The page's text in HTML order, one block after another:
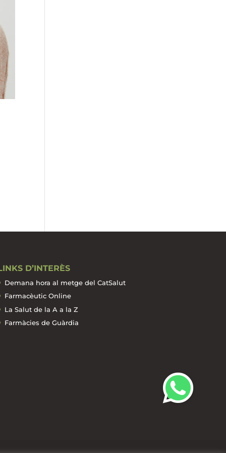
D’INTERÈS
Demana hora al metge del CatSalut
Farmacèutic Online
La Salut de la A a la Z
Farmàcies de Guàrdia